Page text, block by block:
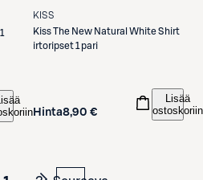
KISS
KissThe New Natural White Shirt
irtoripset 1 pari
Hinta8,90 €
Lisää
ostoskoriin